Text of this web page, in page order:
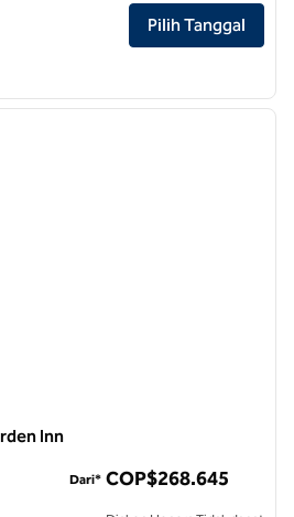
Garden Inn Ciudad Jardin
Pilih Tanggal
Inn
Dari* COP$268.645